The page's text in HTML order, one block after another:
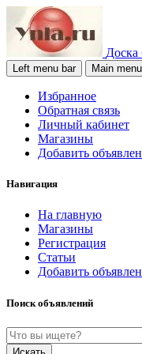
Доска
Left menu bar Main menu
Избранное
Обратная связь
Личный кабинет
Магазины
Добавить
Навигация
На главную
Магазины
Регистрация
Статьи
Добавить
Поиск объявлений